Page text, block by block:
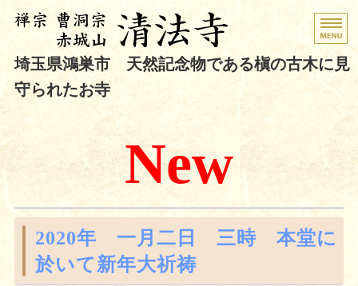
曹洞宗 赤城山清法寺｜埼玉県鴻巣市
埼玉県鴻巣市 天然記念物である槇の古木に見
守られたお寺
祈祷・供養・朱印
お問い合わせ
New
2020年 一月二日 三時 本堂に
於いて新年大祈祷